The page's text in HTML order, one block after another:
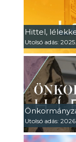
Hittel,
Utolsó adás:
Utolsó adás: